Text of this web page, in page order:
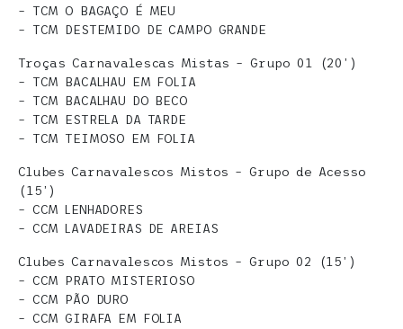
– TCM O BAGAÇO É MEU
– TCM DESTEMIDO DE CAMPO GRANDE
Troças Carnavalescas Mistas – Grupo 01 (20’)
– TCM BACALHAU EM FOLIA
– TCM BACALHAU DO BECO
– TCM ESTRELA DA TARDE
– TCM TEIMOSO EM FOLIA
Clubes Carnavalescos Mistos – Grupo de Acesso
(15’)
– CCM LENHADORES
– CCM LAVADEIRAS DE AREIAS
Clubes Carnavalescos Mistos – Grupo 02 (15’)
– CCM PRATO MISTERIOSO
– CCM PÃO DURO
– CCM GIRAFA EM FOLIA